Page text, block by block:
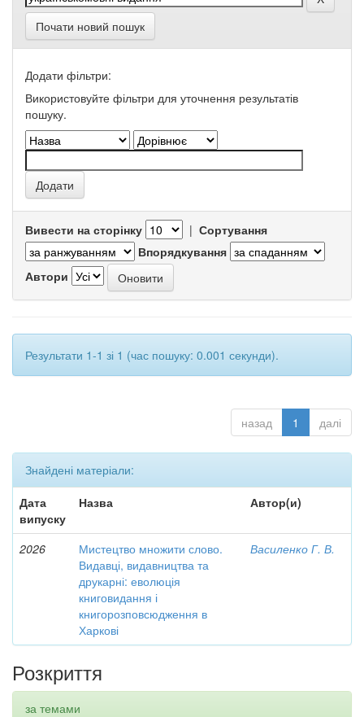
Почати новий пошук
Додати фільтри:
Використовуйте фільтри для уточнення результатів
пошуку.
Вивести на сторінку | Сортування
Впорядкування
Автори
Результати 1-1 зі 1 (час пошуку: 0.001 секунди).
назад 1 далі
Знайдені матеріали:
Дата
випуску
Назва Автор(и)
2026
Мистецтво множити слово.
Видавці, видавництва та
друкарні: еволюція
книговидання і
книгорозповсюдження в
Харкові
Василенко Г. В.
Розкриття
за темами